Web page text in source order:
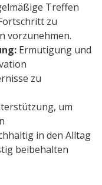
Treffen
zu
vorzunehmen.
Ermutigung und
zu
um
in den Alltag
beibehalten